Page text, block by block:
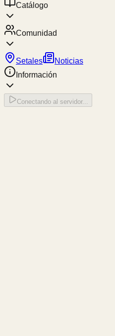
Catálogo
Comunidad
Setales
Noticias
Información
Conectando al servidor...